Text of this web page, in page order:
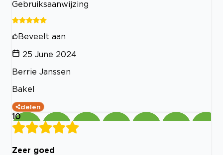
Gebruiksaanwijzing
Beveelt aan
25 June 2024
Berrie Janssen
Bakel
delen
10
Zeer goed